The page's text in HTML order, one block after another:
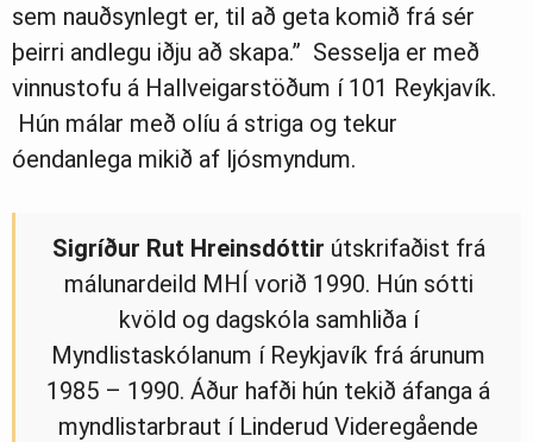
sem nauðsynlegt er, til að geta komið frá sér
þeirri andlegu iðju að skapa.” Sesselja er með
vinnustofu á Hallveigarstöðum í 101 Reykjavík.
Hún málar með olíu á striga og tekur
óendanlega mikið af ljósmyndum.
Sigríður Rut Hreinsdóttir útskrifaðist frá
málunardeild MHÍ vorið 1990. Hún sótti
kvöld og dagskóla samhliða í
Myndlistaskólanum í Reykjavík frá árunum
1985 – 1990. Áður hafði hún tekið áfanga á
myndlistarbraut í Linderud Videregående